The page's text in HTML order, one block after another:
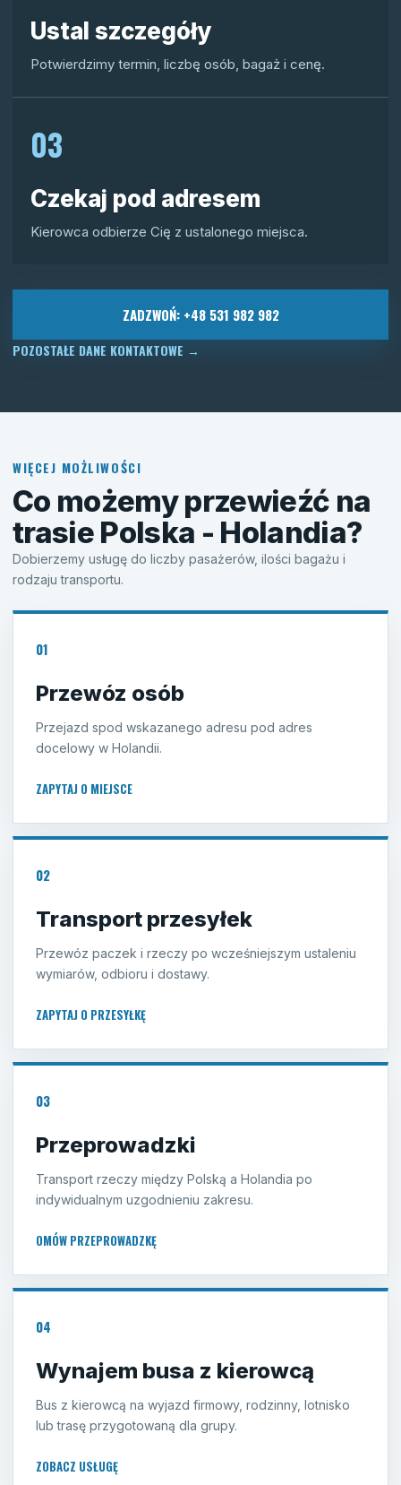
Ustal szczegóły
Potwierdzimy termin, liczbę osób, bagaż i cenę.
03
Czekaj pod adresem
Kierowca odbierze Cię z ustalonego miejsca.
ZADZWOŃ: +48 531 982 982
POZOSTAŁE DANE KONTAKTOWE →
WIĘCEJ MOŻLIWOŚCI
Co możemy przewieźć na
trasie Polska - Holandia?
Dobierzemy usługę do liczby pasażerów, ilości bagażu i
rodzaju transportu.
01
Przewóz osób
Przejazd spod wskazanego adresu pod adres
docelowy w Holandii.
ZAPYTAJ O MIEJSCE
02
Transport przesyłek
Przewóz paczek i rzeczy po wcześniejszym ustaleniu
wymiarów, odbioru i dostawy.
ZAPYTAJ O PRZESYŁKĘ
03
Przeprowadzki
Transport rzeczy między Polską a Holandia po
indywidualnym uzgodnieniu zakresu.
OMÓW PRZEPROWADZKĘ
04
Wynajem busa z kierowcą
Bus z kierowcą na wyjazd firmowy, rodzinny, lotnisko
lub trasę przygotowaną dla grupy.
ZOBACZ USŁUGĘ